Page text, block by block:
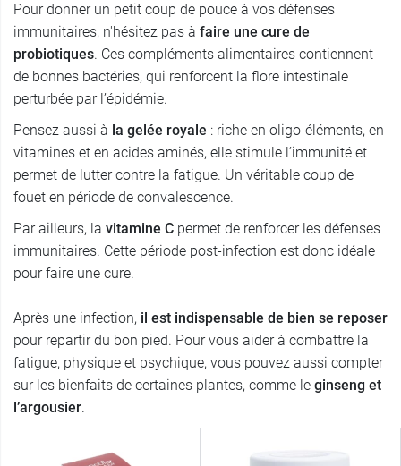
Pour donner un petit coup de pouce à vos défenses
immunitaires, n'hésitez pas à faire une cure de
probiotiques. Ces compléments alimentaires contiennent
de bonnes bactéries, qui renforcent la flore intestinale
perturbée par l’épidémie.
Pensez aussi à la gelée royale : riche en oligo-éléments, en
vitamines et en acides aminés, elle stimule l’immunité et
permet de lutter contre la fatigue. Un véritable coup de
fouet en période de convalescence.
Par ailleurs, la vitamine C permet de renforcer les défenses
immunitaires. Cette période post-infection est donc idéale
pour faire une cure.
Après une infection, il est indispensable de bien se reposer
pour repartir du bon pied. Pour vous aider à combattre la
fatigue, physique et psychique, vous pouvez aussi compter
sur les bienfaits de certaines plantes, comme le ginseng et
l’argousier.